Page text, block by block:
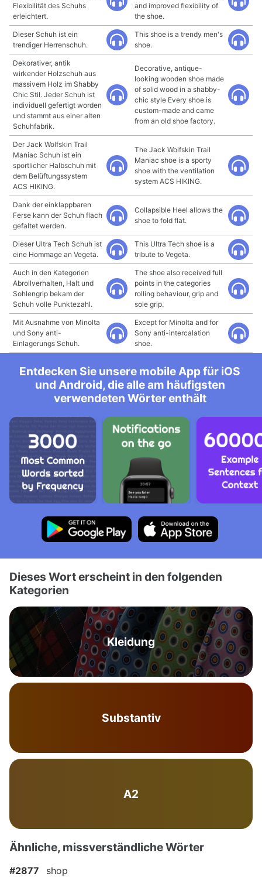
Flexibilität des Schuhs
erleichtert.
and improved flexibility of
the shoe.
Dieser Schuh ist ein
trendiger Herrenschuh.
This shoe is a trendy men's
shoe.
Dekorativer, antik
wirkender Holzschuh aus
massivem Holz im Shabby
Chic Stil. Jeder Schuh ist
individuell gefertigt worden
und stammt aus einer alten
Schuhfabrik.
Decorative, antique-
looking wooden shoe made
of solid wood in a shabby-
chic style Every shoe is
custom-made and came
from an old shoe factory.
Der Jack Wolfskin Trail
Maniac Schuh ist ein
sportlicher Halbschuh mit
dem Belüftungssystem
ACS HIKING.
The Jack Wolfskin Trail
Maniac shoe is a sporty
shoe with the ventilation
system ACS HIKING.
Dank der einklappbaren
Ferse kann der Schuh flach
gefaltet werden.
Collapsible Heel allows the
shoe to fold flat.
Dieser Ultra Tech Schuh ist
eine Hommage an Vegeta.
This Ultra Tech shoe is a
tribute to Vegeta.
Auch in den Kategorien
Abrollverhalten, Halt und
Sohlengrip bekam der
Schuh volle Punktezahl.
The shoe also received full
points in the categories
rolling behaviour, grip and
sole grip.
Mit Ausnahme von Minolta
und Sony anti-
Einlagerungs Schuh.
Except for Minolta and for
Sony anti-intercalation
shoe.
Entdecken Sie unsere mobile App für iOS
und Android, die alle am häufigsten
verwendeten Wörter enthält
Dieses Wort erscheint in den folgenden
Kategorien
Kleidung
Substantiv
A2
Ähnliche, missverständliche Wörter
#2877 shop